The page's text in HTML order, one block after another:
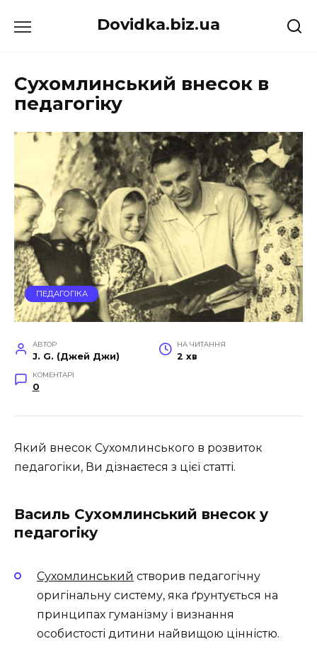
до
Dovidka.biz.ua
Сухомлинський внесок в
педагогіку
ПЕДАГОГІКА
АВТОР
J. G. (Джей Джи)
НА ЧИТАННЯ
2 хв
КОМЕНТАРІ
0
Який внесок Сухомлинського в розвиток
педагогіки, Ви дізнаєтеся з цієї статті.
Василь Сухомлинський внесок у
педагогіку
Сухомлинський створив педагогічну
оригінальну систему, яка ґрунтується на
принципах гуманізму і визнання
особистості дитини найвищою цінністю.